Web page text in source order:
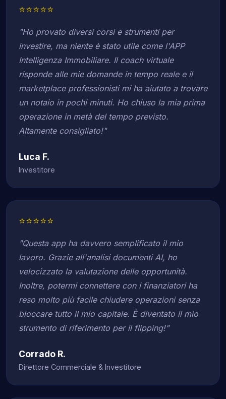
⭐⭐⭐⭐⭐
"Ho provato diversi corsi e strumenti per
investire, ma niente è stato utile come l'APP
Intelligenza Immobiliare. Il coach virtuale
risponde alle mie domande in tempo reale e il
marketplace professionisti mi ha aiutato a trovare
un notaio in pochi minuti. Ho chiuso la mia prima
operazione in metà del tempo previsto.
Altamente consigliato!"
Luca F.
Investitore
⭐⭐⭐⭐⭐
"Questa app ha davvero semplificato il mio
lavoro. Grazie all'analisi documenti AI, ho
velocizzato la valutazione delle opportunità.
Inoltre, potermi connettere con i finanziatori ha
reso molto più facile chiudere operazioni senza
bloccare tutto il mio capitale. È diventato il mio
strumento di riferimento per il flipping!"
Corrado R.
Direttore Commerciale & Investitore